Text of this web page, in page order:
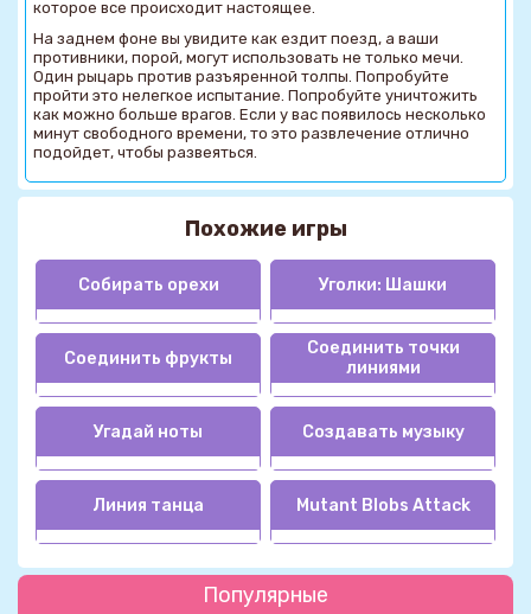
Популярные
которое все происходит настоящее.
На заднем фоне вы увидите как ездит поезд, а ваши
противники, порой, могут использовать не только мечи.
Один рыцарь против разъяренной толпы. Попробуйте
пройти это нелегкое испытание. Попробуйте уничтожить
как можно больше врагов. Если у вас появилось несколько
минут свободного времени, то это развлечение отлично
подойдет, чтобы развеяться.
Похожие игры
Собирать орехи Уголки: Шашки
Соединить фрукты
Соединить точки
линиями
Угадай ноты Создавать музыку
Линия танца Mutant Blobs Attack